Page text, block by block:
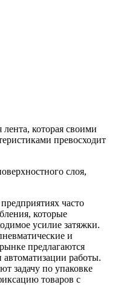
лента, которая своими
превосходит
слоя,
часто
которые
усилие затяжки.
и
предлагаются
работы.
задачу по упаковке
товаров с